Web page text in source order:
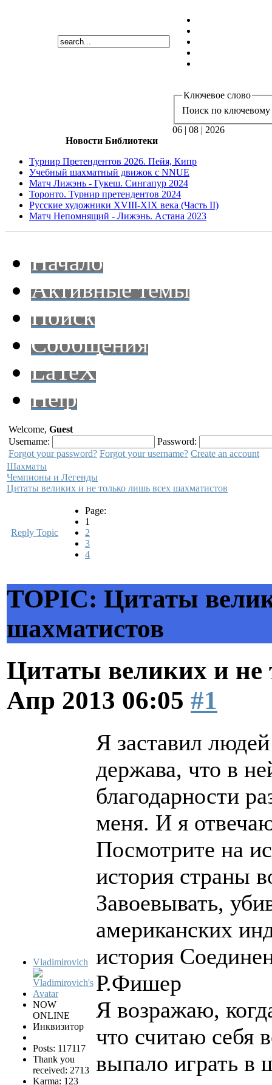
Ключевое слово
Поиск по ключевому
06 | 08 | 2026
Новости Библиотеки
Турнир Претендентов 2026. Пейя, Кипр
Учебный шахматный движок с NNUE
Матч Лижэнь - Гукеш. Сингапур 2024
Торонто. Турнир претендентов 2024
Русские художники XVIII-XIX века (Часть II)
Матч Непомнящий - Лижэнь. Астана 2023
Начало
Активные темы
Поиск
Сообщения
LaTeX
Help
Welcome, Guest
Username:
Password:
Forgot your password? Forgot your username? Create an account
Шахматы
Чемпионы и Легенды
Цитаты великих и не только лишь всех шахматистов
Reply Topic
Page:
1
2
3
4
TOPIC: Цитаты
шахматистов
Цитаты великих и не
Апр 2013 06:05 #1
Vladimirovich
NOW
ONLINE
Инквизитор
Posts: 117117
Thank you
received: 2713
Karma: 123
Я заставил
держава, что в
благодарности
меня. И я
Посмотрите на
история страны
Завоевывать,
американских
история
Р.Фишер
Я возражаю,
что считаю себя
выпало играть в